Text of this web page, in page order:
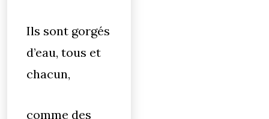
Ils sont gorgés
d’eau, tous et
chacun,
comme des